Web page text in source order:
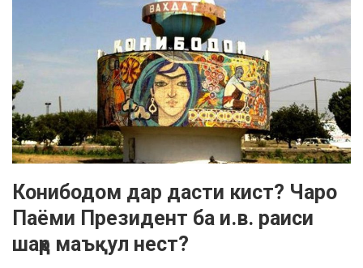
Конибодом дар дасти кист? Чаро
Паёми Президент ба и.в. раиси
шаҳр маъқул нест?